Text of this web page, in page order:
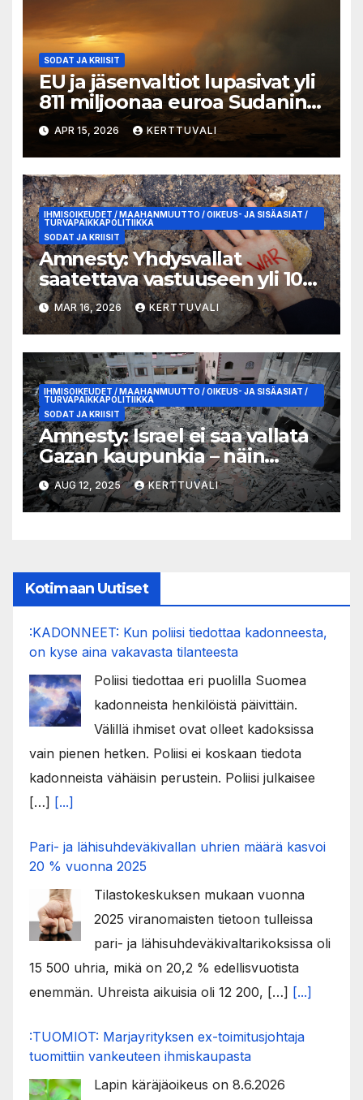
SODAT JA KRIISIT
EU ja jäsenvaltiot lupasivat yli
811 miljoonaa euroa Sudanin
kriisiin vastaamiseksi
APR 15, 2026 KERTTUVALI
IHMISOIKEUDET / MAAHANMUUTTO / OIKEUS- JA SISÄASIAT /
TURVAPAIKKAPOLITIIKKA
SODAT JA KRIISIT
Amnesty: Yhdysvallat
saatettava vastuuseen yli 100
lasta tappaneesta
kouluiskusta Iranissa
MAR 16, 2026 KERTTUVALI
IHMISOIKEUDET / MAAHANMUUTTO / OIKEUS- JA SISÄASIAT /
TURVAPAIKKAPOLITIIKKA
SODAT JA KRIISIT
Amnesty: Israel ei saa vallata
Gazan kaupunkia – näin
Suomen täytyy toimia
AUG 12, 2025 KERTTUVALI
Kotimaan Uutiset
:KADONNEET: Kun poliisi tiedottaa kadonneesta,
on kyse aina vakavasta tilanteesta
Poliisi tiedottaa eri puolilla Suomea
kadonneista henkilöistä päivittäin.
Välillä ihmiset ovat olleet kadoksissa
vain pienen hetken. Poliisi ei koskaan tiedota
kadonneista vähäisin perustein. Poliisi julkaisee
[…] [...]
Pari- ja lähisuhdeväkivallan uhrien määrä kasvoi
20 % vuonna 2025
Tilastokeskuksen mukaan vuonna
2025 viranomaisten tietoon tulleissa
pari- ja lähisuhdeväkivaltarikoksissa oli
15 500 uhria, mikä on 20,2 % edellisvuotista
enemmän. Uhreista aikuisia oli 12 200, […] [...]
:TUOMIOT: Marjayrityksen ex-toimitusjohtaja
tuomittiin vankeuteen ihmiskaupasta
Lapin käräjäoikeus on 8.6.2026